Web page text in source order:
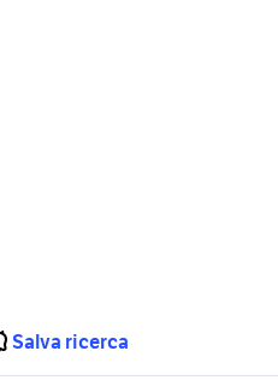
Salva ricerca